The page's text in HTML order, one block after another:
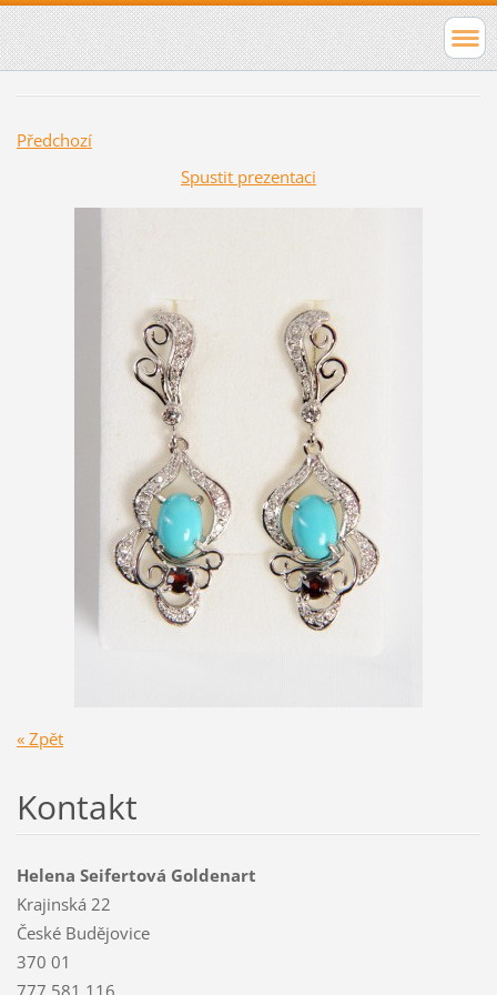
Předchozí
Spustit prezentaci
« Zpět
Kontakt
Helena Seifertová Goldenart
Krajinská 22
České Budějovice
370 01
777 581 116